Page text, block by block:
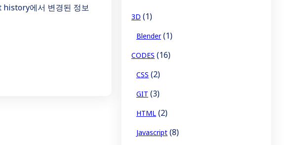
history에서 변경된 정보
3D (1)
Blender(1)
CODES (16)
CSS (2)
GIT (3)
HTML (2)
Javascript (8)